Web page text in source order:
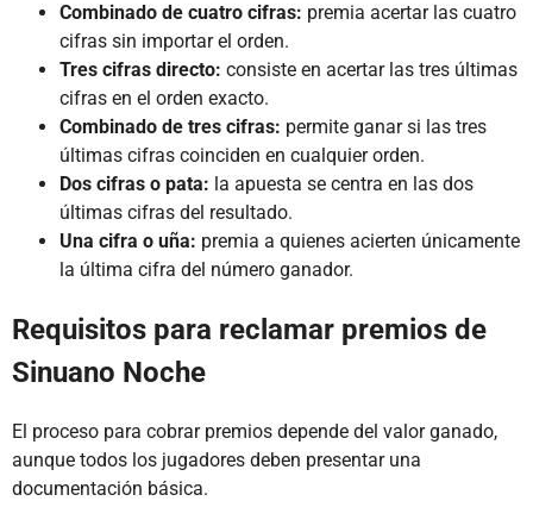
Combinado de cuatro cifras: premia acertar las cuatro
cifras sin importar el orden.
Tres cifras directo: consiste en acertar las tres últimas
cifras en el orden exacto.
Combinado de tres cifras: permite ganar si las tres
últimas cifras coinciden en cualquier orden.
Dos cifras o pata: la apuesta se centra en las dos
últimas cifras del resultado.
Una cifra o uña: premia a quienes acierten únicamente
la última cifra del número ganador.
Requisitos para reclamar premios de
Sinuano Noche
El proceso para cobrar premios depende del valor ganado,
aunque todos los jugadores deben presentar una
documentación básica.